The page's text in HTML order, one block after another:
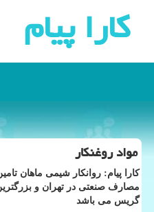
كارا پیام
مواد روغنکار
کارا پیام: روانکار شیمی ماهان
مصارف صنعتی در تهران و
گریس می باشد